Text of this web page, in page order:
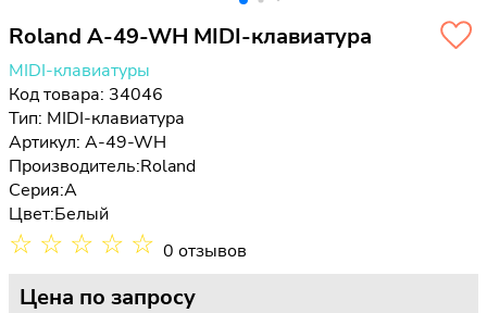
Roland A-49-WH MIDI-клавиатура
MIDI-клавиатуры
Код товара: 34046
Тип: MIDI-клавиатура
Артикул: A-49-WH
Производитель:Roland
Серия:A
Цвет:Белый
☆ ☆ ☆ ☆ ☆ 0 отзывов
Цена по запросу